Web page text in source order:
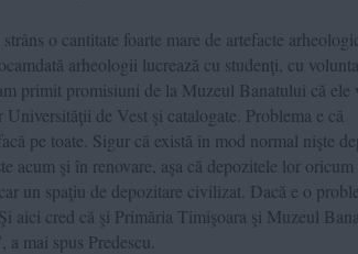
o cantitate foarte mare de artefacte
arheologii lucrează cu studenţi, cu
primit promisiuni de la Muzeul Banatului că ele
de Vest şi catalogate. Problema e că
pe toate. Sigur că există în mod normal nişte
acum şi în renovare, aşa că depozitele lor oricum
un spaţiu de depozitare civilizat. Dacă e o
aici cred că şi Primăria Timişoara şi Muzeul
mai spus Predescu.